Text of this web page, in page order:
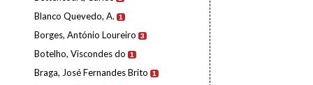
Blanco Quevedo, A. 1
Borges, António Loureiro 3
Botelho, Viscondes do 1
Braga, José Fernandes Brito 1